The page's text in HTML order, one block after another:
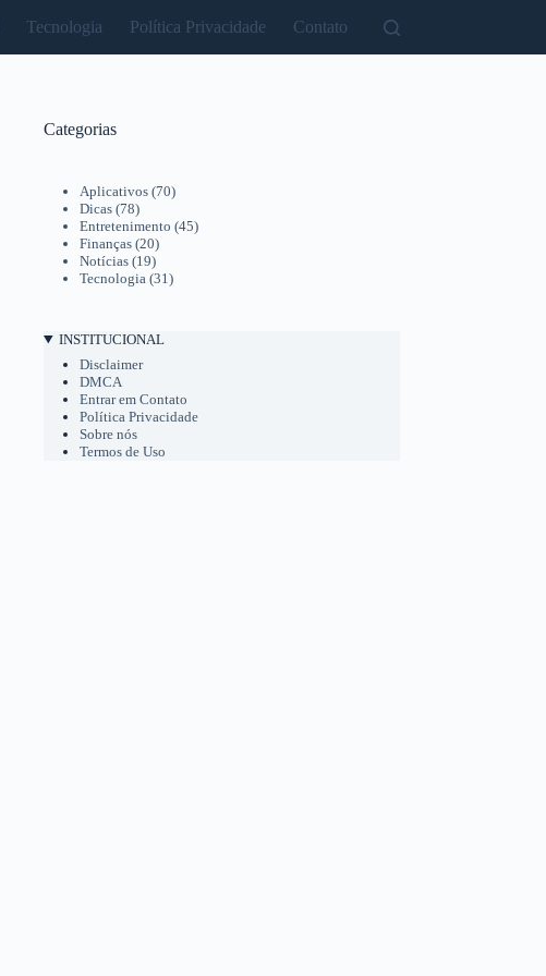
Tecnologia Política Privacidade Contato
Categorias
Aplicativos(70)
Dicas(78)
Entretenimento (45)
Finanças(20)
Notícias(19)
Tecnologia(31)
INSTITUCIONAL
Disclaimer
DMCA
Entrar em Contato
Política Privacidade
Sobre nós
Termos de Uso